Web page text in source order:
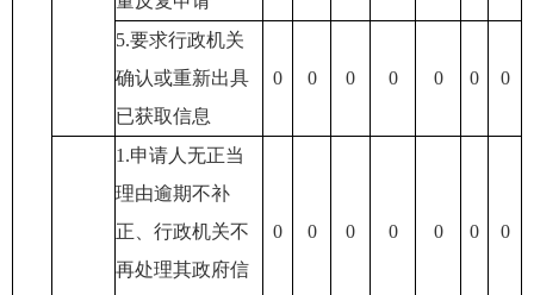
5.要求行政机关
确认或重新出具
已获取信息
0 0 0 0 0 0 0
1.申请人无正当
理由逾期不补
正、行政机关不
再处理其政府信
0 0 0 0 0 0 0